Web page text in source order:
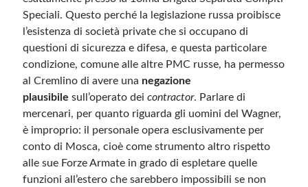
Speciali. Questo perché la legislazione russa proibisce
l’esistenza di società private che si occupano di
questioni di sicurezza e difesa, e questa particolare
condizione, comune alle altre PMC russe, ha permesso
al Cremlino di avere una negazione
plausibile sull’operato dei contractor. Parlare di
mercenari, per quanto riguarda gli uomini del Wagner,
è improprio: il personale opera esclusivamente per
conto di Mosca, cioè come strumento altro rispetto
alle sue Forze Armate in grado di espletare quelle
funzioni all’estero che sarebbero impossibili se non